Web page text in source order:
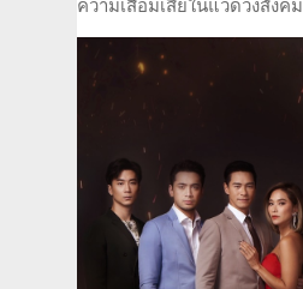
ความเสื่อมเสียในแวดวงสังคม